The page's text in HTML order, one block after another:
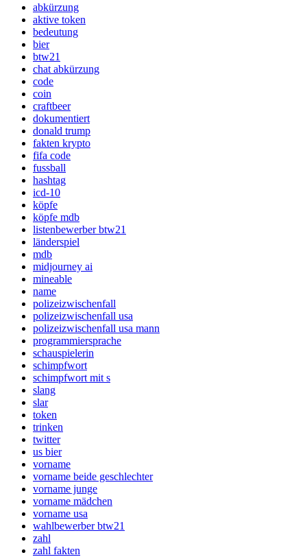
abkürzung
aktive token
bedeutung
bier
btw21
chat abkürzung
code
coin
craftbeer
dokumentiert
donald trump
fakten krypto
fifa code
fussball
hashtag
icd-10
köpfe
köpfe mdb
listenbewerber btw21
länderspiel
mdb
midjourney ai
mineable
name
polizeizwischenfall
polizeizwischenfall usa
polizeizwischenfall usa mann
programmiersprache
schauspielerin
schimpfwort
schimpfwort mit s
slang
slar
token
trinken
twitter
us bier
vorname
vorname beide geschlechter
vorname junge
vorname mädchen
vorname usa
wahlbewerber btw21
zahl
zahl fakten